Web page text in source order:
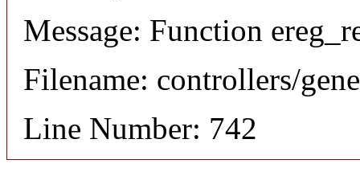
Message: Function
Filename: controllers/
Line Number: 742